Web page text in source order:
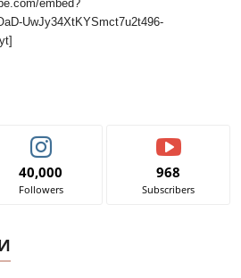
embed?
UwJy34XtKYSmct7u2t496-
40,000
Followers
968
Subscribers